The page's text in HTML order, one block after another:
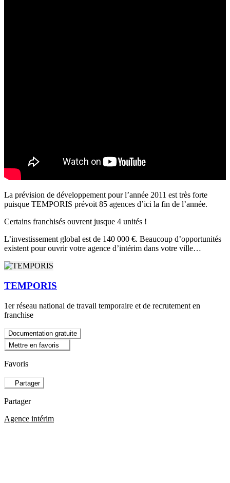
La prévision de développement pour l’année 2011 est très forte
puisque TEMPORIS prévoit 85 agences d’ici la fin de l’année.
Certains franchisés ouvrent jusque 4 unités !
L’investissement global est de 140 000 €. Beaucoup d’opportunités
existent pour ouvrir votre agence d’intérim dans votre ville…
TEMPORIS
1er réseau national de travail temporaire et de recrutement en
franchise
Documentation gratuite
Mettre en favoris
Favoris
Partager
Partager
Agence intérim